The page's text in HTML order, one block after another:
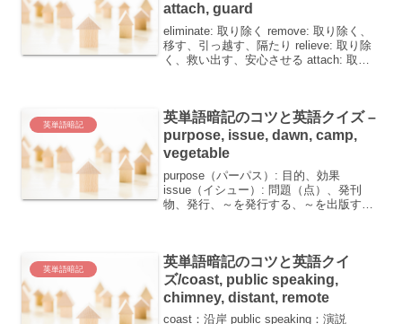
attach, guard
eliminate: 取り除く remove: 取り除く、
移す、引っ越す、隔たり relieve: 取り除
く、救い出す、安心させる attach: 取り
英単語暗記
英単語暗記のコツと英語クイズ –
purpose, issue, dawn, camp,
vegetable
purpose（パーパス）: 目的、効果
issue（イシュー）: 問題（点）、発刊
物、発行、～を発行する、～を出版する
英単語暗記
英単語暗記のコツと英語クイ
ズ/coast, public speaking,
chimney, distant, remote
coast：沿岸 public speaking：演説